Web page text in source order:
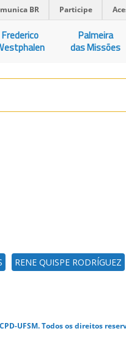
BR Participe
Frederico
Palmeira
das Missões
RENE QUISPE RODRÍGUEZ
UFSM. Todos os direitos